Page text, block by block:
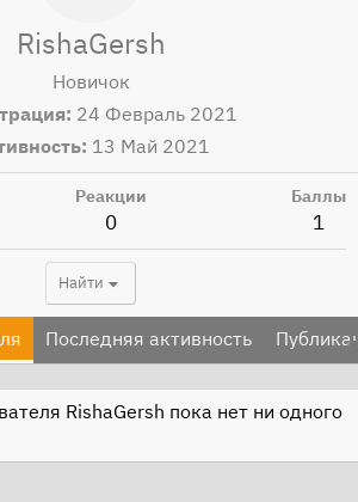
RishaGersh
Новичок
24 Февраль 2021
13 Май 2021
Реакции
0
Баллы
1
Найти
Последняя активность
RishaGersh пока нет ни одного